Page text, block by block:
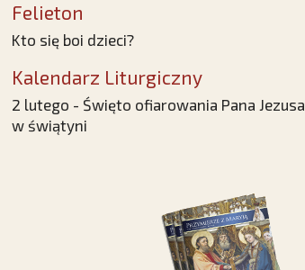
Felieton
Kto się boi dzieci?
Kalendarz Liturgiczny
2 lutego - Święto ofiarowania Pana Jezusa
w świątyni